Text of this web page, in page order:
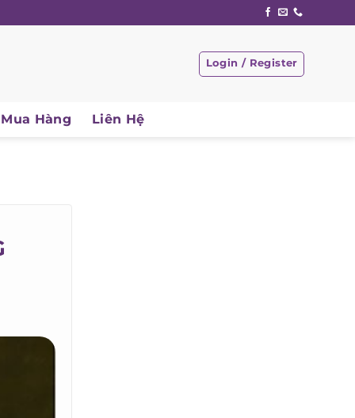
Login / Register
Mua Hàng Liên Hệ